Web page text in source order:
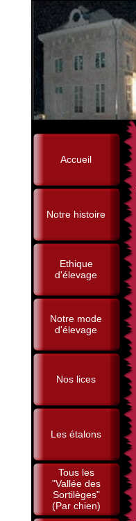
Accueil
Notre histoire
Ethique
d'élevage
Notre mode
d'élevage
Nos lices
Les étalons
Tous les
"Vallée des
Sortilèges"
(Par chien)